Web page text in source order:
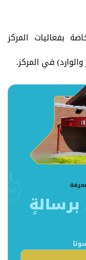
بفعاليات المركز
في المركز.